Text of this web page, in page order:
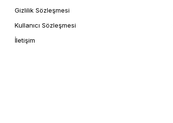
Gizlilik Sözleşmesi
Kullanıcı Sözleşmesi
İletişim